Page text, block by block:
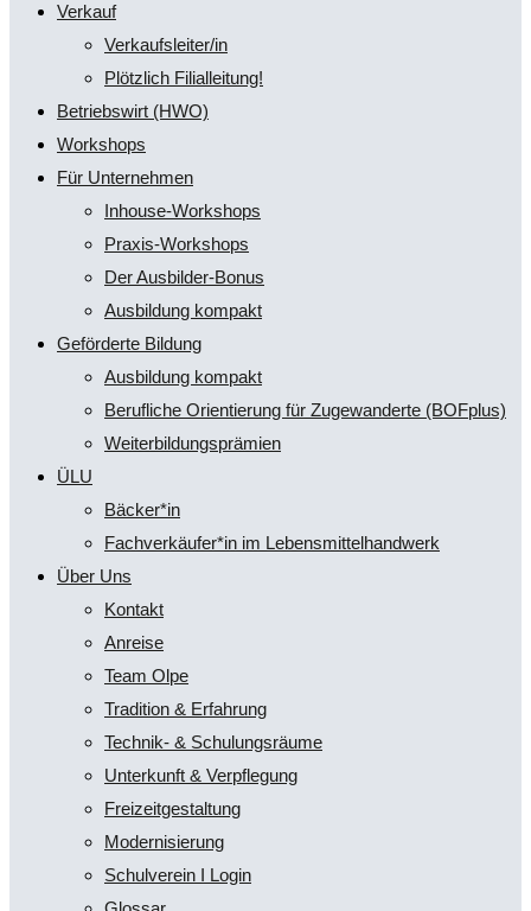
Verkauf
Verkaufsleiter/in
Plötzlich Filialleitung!
Betriebswirt (HWO)
Workshops
Für Unternehmen
Inhouse-Workshops
Praxis-Workshops
Der Ausbilder-Bonus
Ausbildung kompakt
Geförderte Bildung
Ausbildung kompakt
Berufliche Orientierung für Zugewanderte (BOFplus)
Weiterbildungsprämien
ÜLU
Bäcker*in
Fachverkäufer*in im Lebensmittelhandwerk
Über Uns
Kontakt
Anreise
Team Olpe
Tradition & Erfahrung
Technik- & Schulungsräume
Unterkunft & Verpflegung
Freizeitgestaltung
Modernisierung
Schulverein I Login